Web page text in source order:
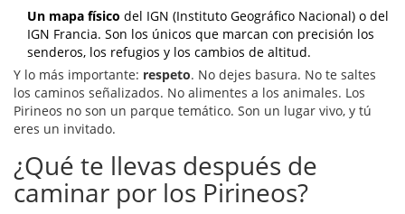
Un mapa físico del IGN (Instituto Geográfico Nacional) o del
IGN Francia. Son los únicos que marcan con precisión los
senderos, los refugios y los cambios de altitud.
Y lo más importante: respeto. No dejes basura. No te saltes
los caminos señalizados. No alimentes a los animales. Los
Pirineos no son un parque temático. Son un lugar vivo, y tú
eres un invitado.
¿Qué te llevas después de
caminar por los Pirineos?